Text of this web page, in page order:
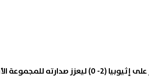
الأولي برصيد 19 نقطة